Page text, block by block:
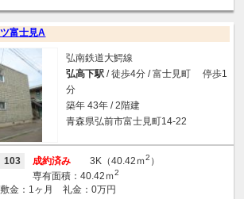
富士見A
弘南鉄道大鰐線
弘高下駅 / 徒歩4分 / 富士見町 停歩1
分
築年 43年 / 2階建
青森県弘前市富士見町14-22
103 成約済み 3K（40.42ｍ2 ）
専有面積：40.42ｍ2
敷金：1ヶ月 礼金：0万円